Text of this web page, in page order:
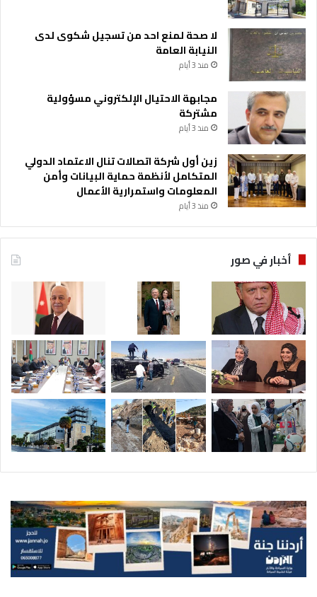
لا صحة لمنع احد من تسجيل شكوى لدى
النيابة العامة
منذ 3 أيام
مجابهة الاحتيال الإلكتروني مسؤولية
مشتركة
منذ 3 أيام
زين أول شركة اتصالات تنال الاعتماد الدولي
المتكامل لأنظمة حماية البيانات وأمن
المعلومات واستمرارية الأعمال
منذ 3 أيام
أخبار في صور